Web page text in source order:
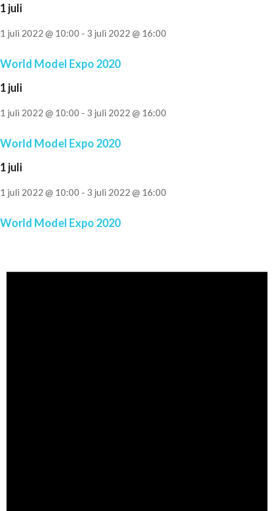
1 juli
1 juli 2022 @ 10:00 - 3 juli 2022 @ 16:00
World Model Expo 2020
1 juli
1 juli 2022 @ 10:00 - 3 juli 2022 @ 16:00
World Model Expo 2020
1 juli
1 juli 2022 @ 10:00 - 3 juli 2022 @ 16:00
World Model Expo 2020